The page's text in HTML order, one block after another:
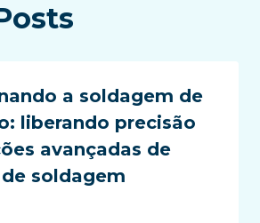
a soldagem de
liberando precisão
avançadas de
soldagem